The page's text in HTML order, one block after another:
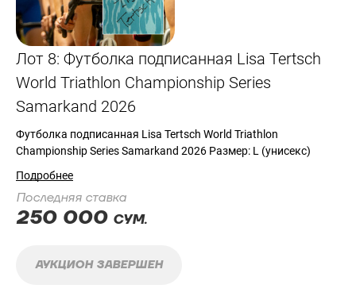
Лот 8: Футболка подписанная Lisa Tertsch
World Triathlon Championship Series
Samarkand 2026
Футболка подписанная Lisa Tertsch World Triathlon
Championship Series Samarkand 2026 Размер: L (унисекс)
Подробнее
Последняя ставка
250 000 СУМ.
АУКЦИОН ЗАВЕРШЕН